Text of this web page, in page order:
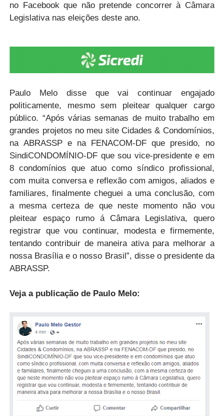
no Facebook que não pretende concorrer à Câmara
Legislativa nas eleições deste ano.
Paulo Melo disse que vai continuar engajado
politicamente, mesmo sem pleitear qualquer cargo
público. “Após várias semanas de muito trabalho em
grandes projetos no meu site Cidades & Condomínios,
na ABRASSP e na FENACOM-DF que presido, no
SindiCONDOMÍNIO-DF que sou vice-presidente e em
8 condomínios que atuo como síndico profissional,
com muita conversa e reflexão com amigos, aliados e
familiares, finalmente cheguei a uma conclusão, com
a mesma certeza de que neste momento não vou
pleitear espaço rumo á Câmara Legislativa, quero
registrar que vou continuar, modesta e firmemente,
tentando contribuir de maneira ativa para melhorar a
nossa Brasília e o nosso Brasil”, disse o presidente da
ABRASSP.
Veja a publicação de Paulo Melo: